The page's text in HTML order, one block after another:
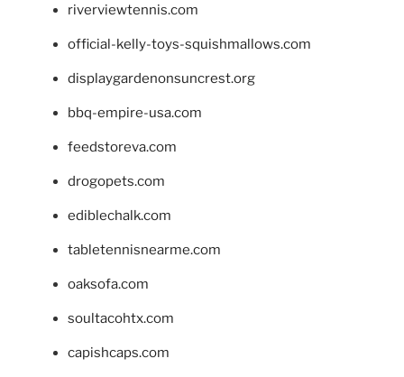
riverviewtennis.com
official-kelly-toys-squishmallows.com
displaygardenonsuncrest.org
bbq-empire-usa.com
feedstoreva.com
drogopets.com
ediblechalk.com
tabletennisnearme.com
oaksofa.com
soultacohtx.com
capishcaps.com